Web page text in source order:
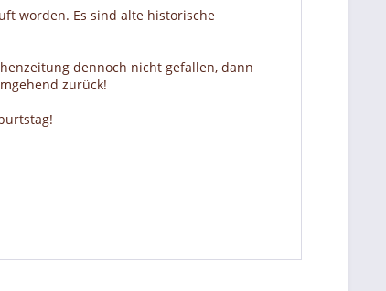
worden. Es sind alte historische
dennoch nicht gefallen, dann
zurück!